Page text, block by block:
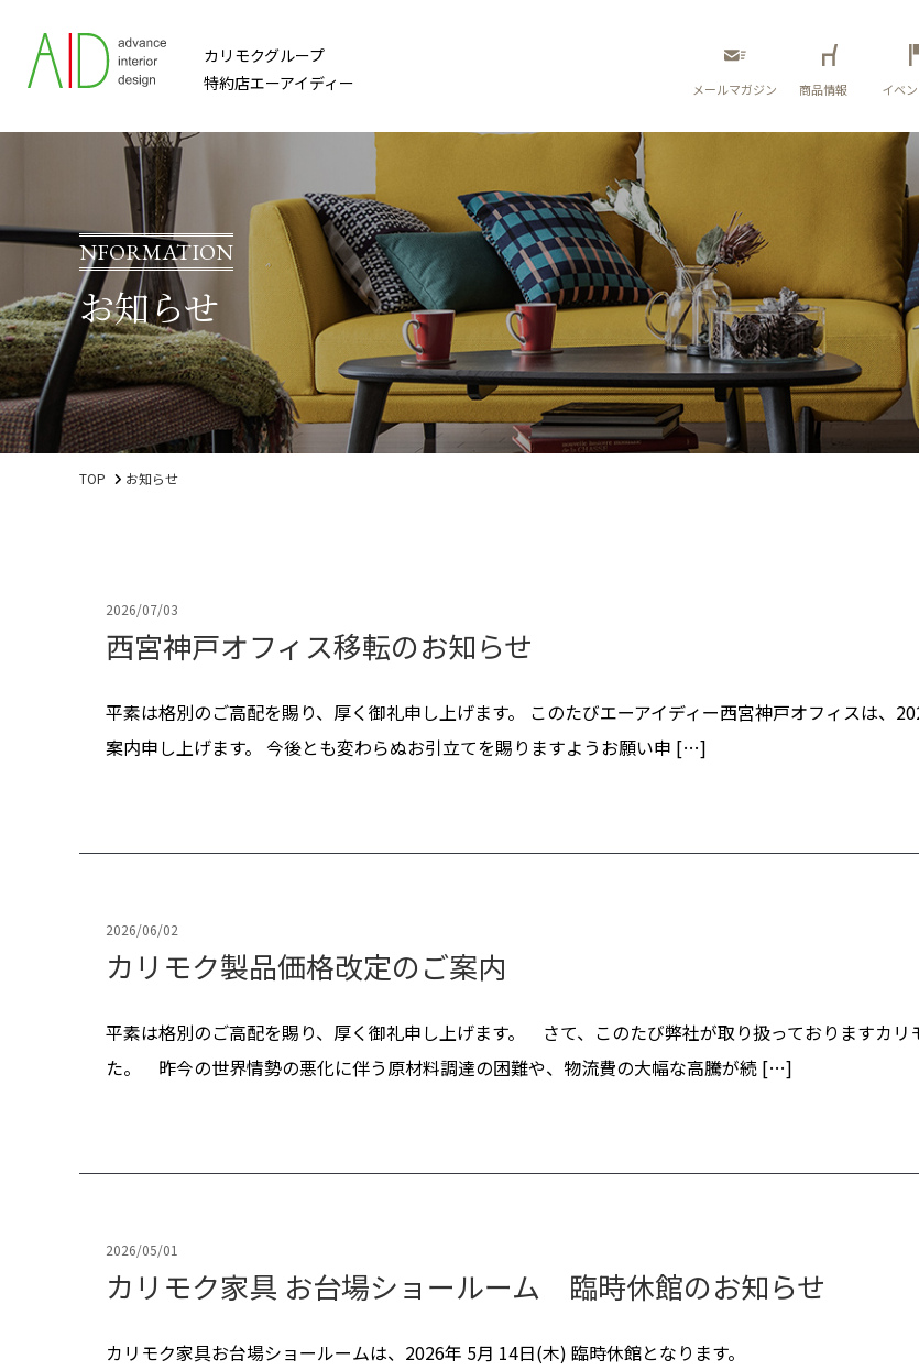
カリモクグループ
特約店エーアイディー
メールマガジン 商品情報 イベ
NFORMATION
お知らせ
TOP お知らせ
2026/07/03
西宮神戸オフィス移転のお知らせ
平素は格別のご高配を賜り、厚く御礼申し上げます。 このたびエーアイディー西宮神戸オフィスは、
案内申し上げます。 今後とも変わらぬお引立てを賜りますようお願い申 […]
2026/06/02
カリモク製品価格改定のご案内
平素は格別のご高配を賜り、厚く御礼申し上げます。 さて、このたび弊社が取り扱っておりますカ
た。 昨今の世界情勢の悪化に伴う原材料調達の困難や、物流費の大幅な高騰が続 […]
2026/05/01
カリモク家具 お台場ショールーム 臨時休館のお知らせ
カリモク家具お台場ショールームは、2026年 5月 14日(木) 臨時休館となります。